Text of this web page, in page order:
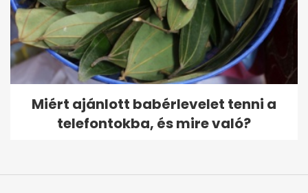
Miért ajánlott babérlevelet tenni a
telefontokba, és mire való?